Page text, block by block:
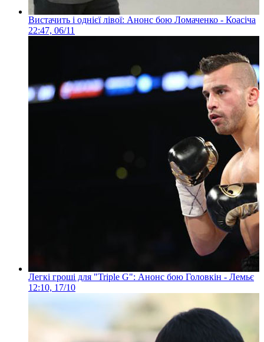
Вистачить і однієї лівої: Анонс бою Ломаченко - Коасіча
22:47, 06/11
Легкі гроші для "Triple G": Анонс бою Головкін - Лемьє
12:10, 17/10